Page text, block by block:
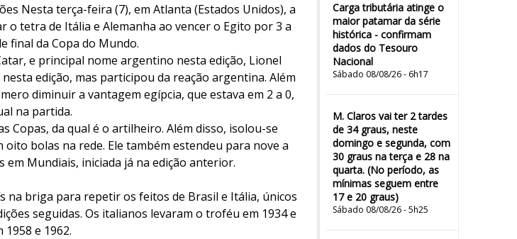
Carga tributária atinge o
maior patamar da série
histórica - confirmam
dados do Tesouro
Nacional
Sábado 08/08/26 - 6h17
M. Claros vai ter 2 tardes
de 34 graus, neste
domingo e segunda, com
30 graus na terça e 28 na
quarta. (No período, as
mínimas seguem entre
17 e 20 graus)
Sábado 08/08/26 - 5h25
Nesta terça-feira (7), em Atlanta (Estados Unidos), a
tetra de Itália e Alemanha ao vencer o Egito por 3 a
final da Copa do Mundo.
e principal nome argentino nesta edição, Lionel
edição, mas participou da reação argentina. Além
diminuir a vantagem egípcia, que estava em 2 a 0,
na partida.
Copas, da qual é o artilheiro. Além disso, isolou-se
bolas na rede. Ele também estendeu para nove a
Mundiais, iniciada já na edição anterior.
na briga para repetir os feitos de Brasil e Itália, únicos
seguidas. Os italianos levaram o troféu em 1934 e
e 1962.